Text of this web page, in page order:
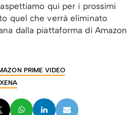
qui per i prossimi
quel che verrà eliminato
dalla piattaforma di Amazon
PRIME VIDEO
XENA